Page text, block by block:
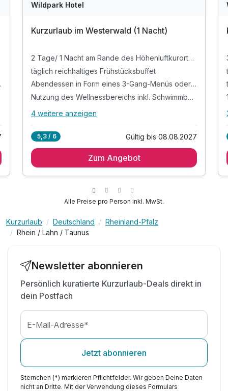
Küche
Wildpark Hotel
Kurzurlaub im Westerwald (1 Nacht)
2 Tage/ 1 Nacht am Rande des Höhenluftkurortes Bad Marienberg
täglich reichhaltiges Frühstücksbuffet
Abendessen in Form eines 3-Gang-Menüs oder Buffets nach Wahl der Küche
Nutzung des Wellnessbereichs inkl. Schwimmbad, Sauna und Fitnessraum
Alle Inklusivleistungen
Bad Marienberg
täglich reichhaltiges Frühstücksbuffet
Buffets nach Wahl der Küche
Nutzung des Wellnessbereichs inkl.
Nutzung des angrenzendes Wildparks (außer
Parkplatz am Hotel während des gesamten
Aufenthaltes
4 weitere anzeigen
5,3 / 6 Gültig bis 08.08.2027
Zum Angebot
Alle Preise pro Person inkl. MwSt.
Kurzurlaub Deutschland
Rheinland-Pfalz
Rhein / Lahn / Taunus
Newsletter abonnieren
Persönlich kuratierte Kurzurlaub-Deals direkt in
dein Postfach
E-Mail-Adresse*
Jetzt abonnieren
Sternchen (*) markieren Pflichtfelder. Wir geben Deine Daten
nicht an Dritte. Mit der Verwendung dieses Formulars